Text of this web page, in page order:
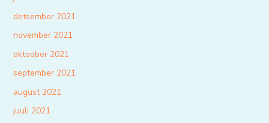
detsember 2021
november 2021
oktoober 2021
september 2021
august 2021
juuli 2021